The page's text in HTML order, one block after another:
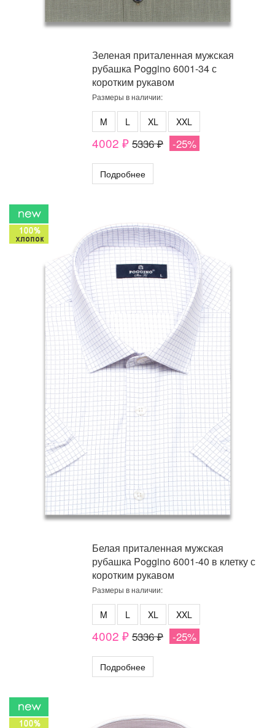
Зеленая приталенная мужская
рубашка Poggino 6001-34 с
коротким рукавом
Размеры в наличии:
M L XL XXL
4002 ₽ 5336 ₽ -25%
Подробнее
Белая приталенная мужская
рубашка Poggino 6001-40 в клетку с
коротким рукавом
Размеры в наличии:
M L XL XXL
4002 ₽ 5336 ₽ -25%
Подробнее